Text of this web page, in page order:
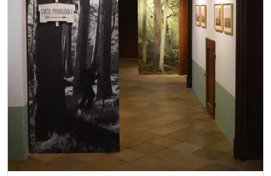
průkazu)
Podrobnější informace o slevách žádejte
na pokladně či telefonicky.